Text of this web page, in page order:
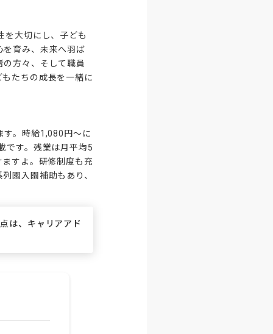
を大切にし、子ども
を育み、未来へ羽ば
方々、そして職員
たちの成長を一緒に
す。時給1,080円～に
です。残業は月平均5
すよ。研修制度も充
園入園補助もあり、
は、キャリアアド